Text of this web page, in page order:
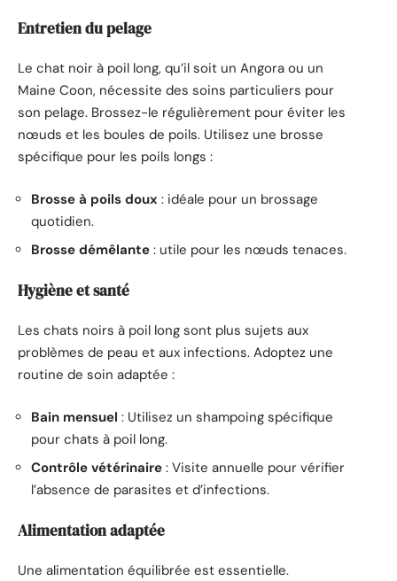
Entretien du pelage
Le chat noir à poil long, qu’il soit un Angora ou un
Maine Coon, nécessite des soins particuliers pour
son pelage. Brossez-le régulièrement pour éviter les
nœuds et les boules de poils. Utilisez une brosse
spécifique pour les poils longs :
Brosse à poils doux : idéale pour un brossage
quotidien.
Brosse démêlante : utile pour les nœuds tenaces.
Hygiène et santé
Les chats noirs à poil long sont plus sujets aux
problèmes de peau et aux infections. Adoptez une
routine de soin adaptée :
Bain mensuel : Utilisez un shampoing spécifique
pour chats à poil long.
Contrôle vétérinaire : Visite annuelle pour vérifier
l’absence de parasites et d’infections.
Alimentation adaptée
Une alimentation équilibrée est essentielle.